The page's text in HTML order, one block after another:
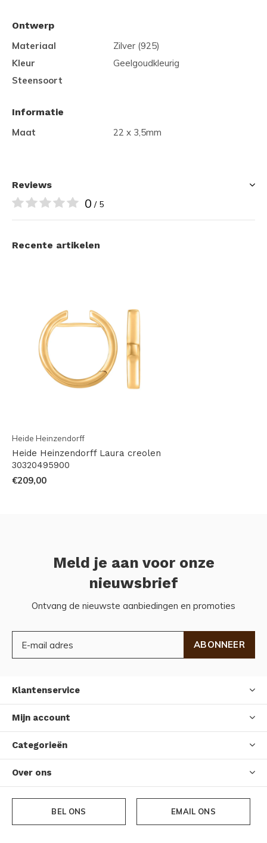
Ontwerp
Materiaal
Zilver (925)
Kleur
Geelgoudkleurig
Steensoort
Informatie
Maat
22 x 3,5mm
Reviews
0 / 5
Recente artikelen
Heide Heinzendorff
Heide Heinzendorff Laura creolen
30320495900
€209,00
Meld je aan voor onze
nieuwsbrief
Ontvang de nieuwste aanbiedingen en promoties
ABONNEER
Klantenservice
Mijn account
Categorieën
Over ons
BEL ONS EMAIL ONS